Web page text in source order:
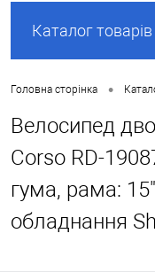
Каталог товарів
Головна сторінка •
Велосипед
Corso RD-
гума, рама:
обладнання